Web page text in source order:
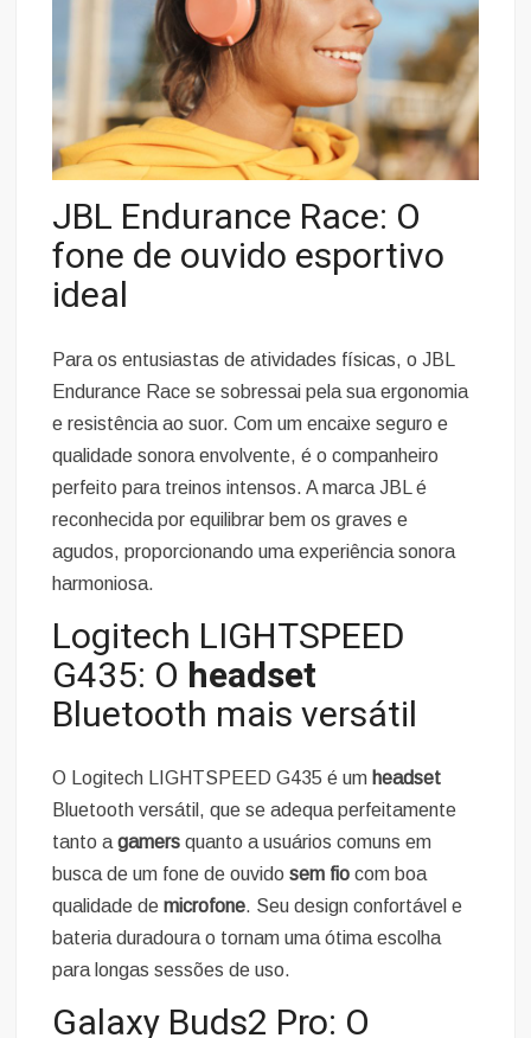
JBL Endurance Race: O
fone de ouvido esportivo
ideal
Para os entusiastas de atividades físicas, o JBL
Endurance Race se sobressai pela sua ergonomia
e resistência ao suor. Com um encaixe seguro e
qualidade sonora envolvente, é o companheiro
perfeito para treinos intensos. A marca JBL é
reconhecida por equilibrar bem os graves e
agudos, proporcionando uma experiência sonora
harmoniosa.
Logitech LIGHTSPEED
G435: O headset
Bluetooth mais versátil
O Logitech LIGHTSPEED G435 é um headset
Bluetooth versátil, que se adequa perfeitamente
tanto agamers quanto a usuários comuns em
busca de um fone de ouvidosem fio com boa
qualidade demicrofone. Seu design confortável e
bateria duradoura o tornam uma ótima escolha
para longas sessões de uso.
Galaxy Buds2 Pro: O